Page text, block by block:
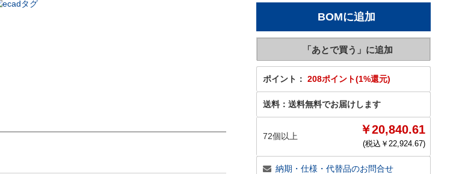
ポイント： 208ポイント(1%還元)
送料： 送料無料でお届けします
72個以上 ￥20,840.61
(税込￥ 22,924.67)
納期・仕様・代替品のお問合せ